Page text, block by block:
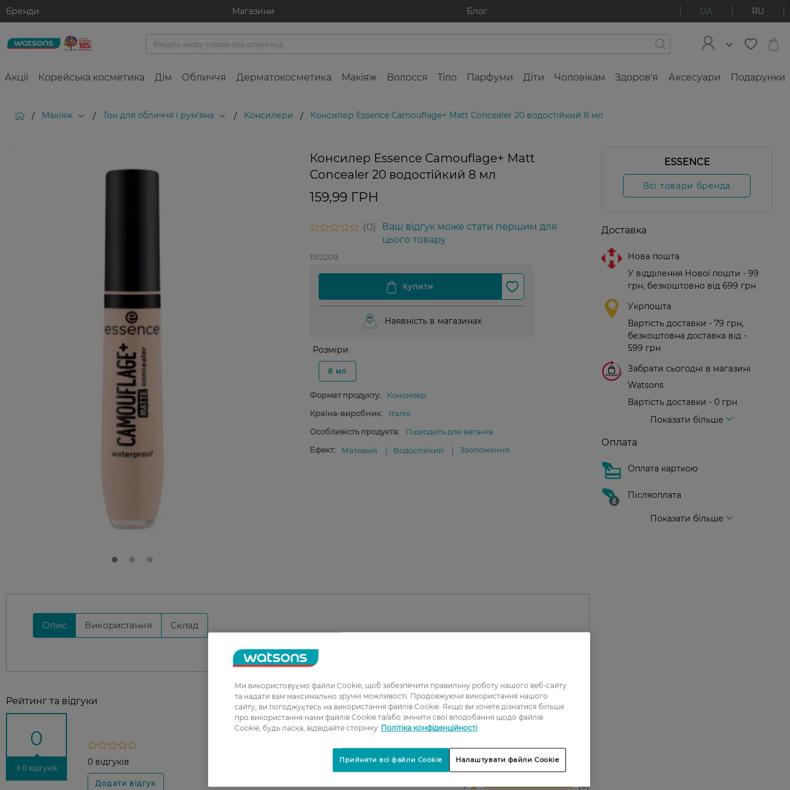
Бренди Магазини Блог UA RU
Акції Корейська косметика Дім Обличчя Дерматокосметика Макіяж Волосся Тіло Парфуми Діти Чоловікам Здоров'я Аксесуари Подарунки
/ Макіяж / Тон для обличчя і рум'яна / Консилери / Консилер Essence Camouflage+ Matt Concealer 20 водостійкий 8 мл
Консилер Essence Camouflage+ Matt
Concealer 20 водостійкий 8 мл
159,99 ГРН
0
Ваш відгук може стати першим для
цього товару
1512208
Наявність в магазинах
Розміри
8 мл
Формат продукту:
Консилер
Країна-виробник:
Італія
Особливість продукта:
Підходить для веганів
Ефект:
Матовий Водостійкий Зволоження
Опис Використання Склад
Рейтинг та відгуки
0
З 0 відгуків
0 відгуків
1
2
3
4
0
ESSENCE
Всі товари бренда
Доставка
Нова пошта
У відділення Нової пошти - 99
грн, безкоштовно від 699 грн
Укрпошта
Вартість доставки - 79 грн,
безкоштовна доставка від -
599 грн
Забрати сьогодні в магазині
Watsons
Вартість доставки - 0 грн
Показати більше
Оплата
Оплата карткою
Післяоплата
Показати більше
Ми використовуємо файли Cookie, щоб забезпечити правильну роботу нашого веб-сайту
та надати вам максимально зручні можливості. Продовжуючи використання нашого
сайту, ви погоджуєтесь на використання файлів Cookie. Якщо ви хочете дізнатися більше
про використання нами файлів Cookie та/або змінити свої вподобання щодо файлів
Cookie, будь ласка, відвідайте сторінку Політіка конфіденційності
Налаштувати файли Cookie
Прийняти всі файли Cookie